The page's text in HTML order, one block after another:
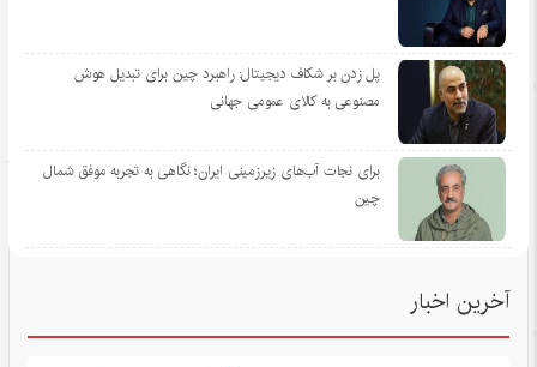
پل زدن بر شکاف دیجیتال: راهبرد چین برای تبدیل هوش
مصنوعی به کالای عمومی جهانی
برای نجات آب‌های زیرزمینی ایران؛ نگاهی به تجربه موفق شمال
چین
آخرین اخبار